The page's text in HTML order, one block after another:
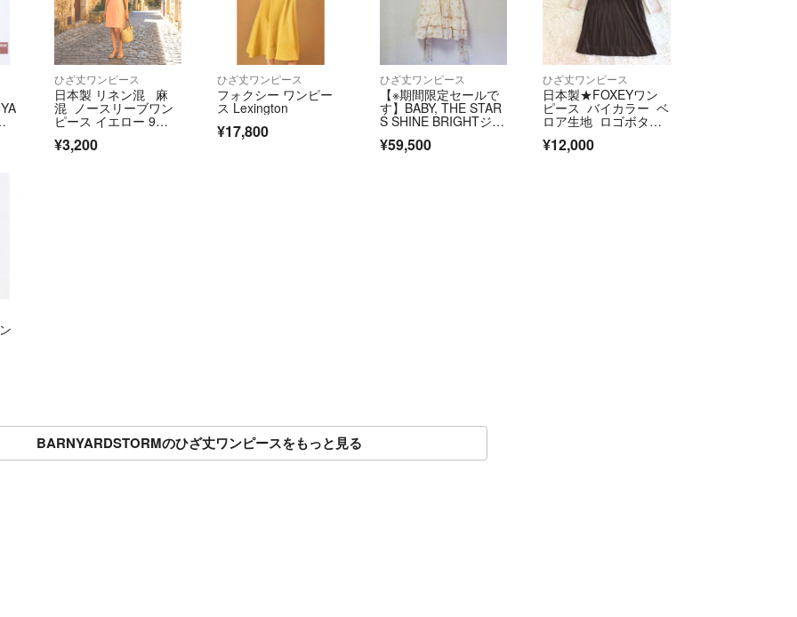
https://www.kaitori-abj.com/auctionsize/sizelist.html
※こちらのアカウントはラクマ公式パートナーの株式会社ABJによっ
て運営されています。
https://fril.jp/ts/official/law/abj/
ひざ丈ワンピース
日本製 リネン混 麻
混 ノースリーブワン
ピース イエロー 9
¥3,200
ひざ丈ワンピース
フォクシー ワンピー
ス Lexington
¥17,800
ひざ丈ワンピース
【※期間限定セールで
す】BABY, THE STAR
S SHINE BRIGHTジャ
¥59,500
ひざ丈ワンピース
日本製★FOXEYワン
ピース バイカラー ベ
ロア生地 ロゴボタ
¥12,000
BARNYARDSTORMのひざ丈ワンピースをもっと見る